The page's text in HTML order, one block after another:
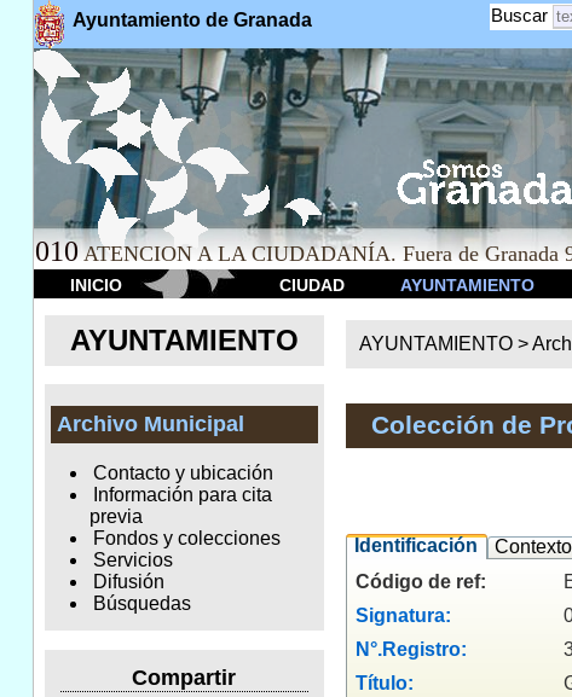
Ayuntamiento de Granada Buscar
010 ATENCION A LA CIUDADANÍA. Fuera de Granada
INICIO CIUDAD AYUNTAMIENTO
AYUNTAMIENTO
Archivo Municipal
Contacto y ubicación
Información para cita
previa
Fondos y colecciones
Servicios
Difusión
Búsquedas
Compartir
AYUNTAMIENTO >
Colección de
Identificación Contexto
Código de ref:
Signatura:
N°.Registro:
Título: